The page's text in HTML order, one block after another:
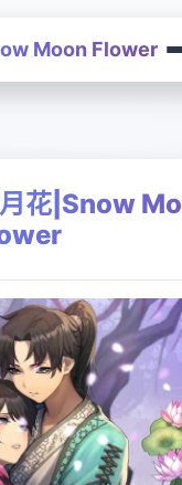
Moon Flower
花|Snow